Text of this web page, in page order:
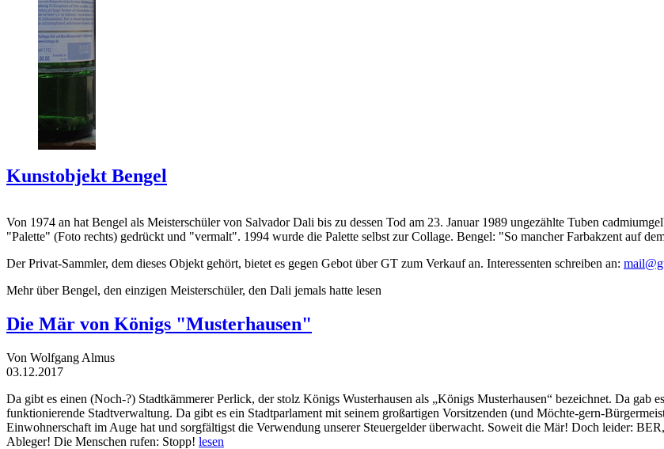
Kunstobjekt Bengel
Von 1974 an hat Bengel als Meisterschüler von Salvador Dali bis zu dessen Tod am 23. Januar 1989 ungezählte Tuben
"Palette" (Foto rechts) gedrückt und "vermalt". 1994 wurde die Palette selbst zur Collage. Bengel: "So mancher Farbakzent auf
Der Privat-Sammler, dem dieses Objekt gehört, bietet es gegen Gebot über GT zum Verkauf an. Interessenten schreiben an:
Mehr über Bengel, den einzigen Meisterschüler, den Dali jemals hatte lesen
Die Mär von Königs "Musterhausen"
Von Wolfgang Almus
03.12.2017
Da gibt es einen (Noch-?) Stadtkämmerer Perlick, der stolz Königs Wusterhausen als „Königs Musterhausen“ bezeichnet. Da gab
funktionierende Stadtverwaltung. Da gibt es ein Stadtparlament mit seinem großartigen Vorsitzenden (und Möchte-gern-
Einwohnerschaft im Auge hat und sorgfältigst die Verwendung unserer Steuergelder überwacht. Soweit die Mär! Doch leider:
Ableger! Die Menschen rufen: Stopp! lesen